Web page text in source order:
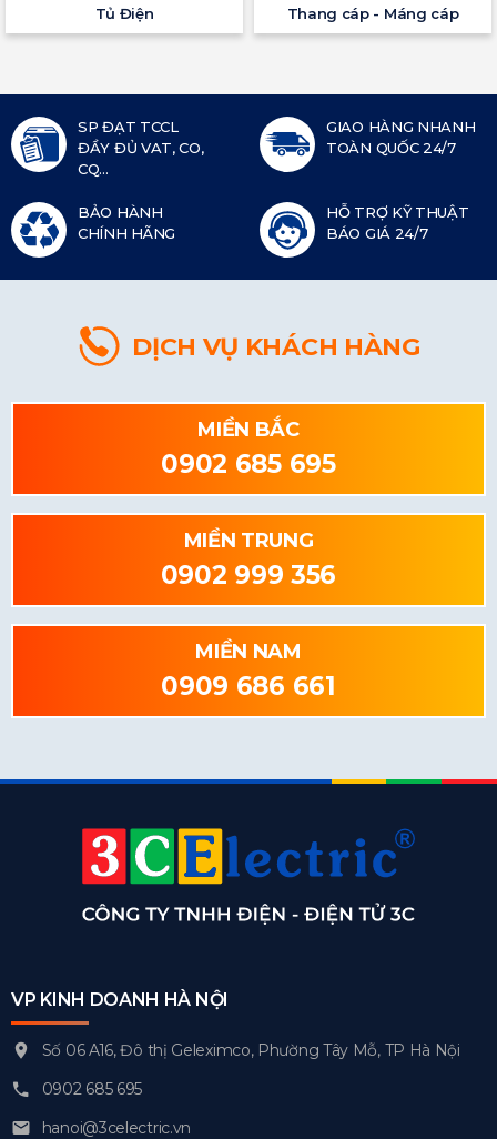
Tủ Điện Thang cáp - Máng cáp
SP ĐẠT TCCL
ĐẦY ĐỦ VAT, CO,
CQ...
GIAO HÀNG NHANH
TOÀN QUỐC 24/7
BẢO HÀNH
CHÍNH HÃNG
HỖ TRỢ KỸ THUẬT
BÁO GIÁ 24/7
DỊCH VỤ KHÁCH HÀNG
MIỀN BẮC
0902 685 695
MIỀN TRUNG
0902 999 356
MIỀN NAM
0909 686 661
VP KINH DOANH HÀ NỘI
Số 06 A16, Đô thị Geleximco, Phường Tây Mỗ, TP Hà Nội
0902 685 695
hanoi@3celectric.vn